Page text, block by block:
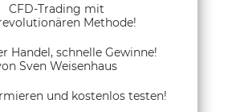
CFD-Trading mit
Methode!
Handel, schnelle Gewinne!
Sven Weisenhaus
und kostenlos testen!